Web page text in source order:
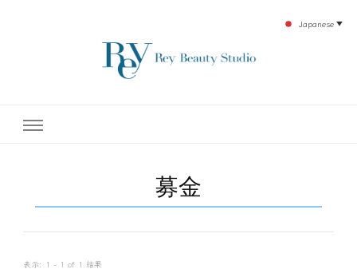
エステ
テ開設45年の実績を誇る本格エステだからこそ、お客様が必ず満足してもらえるこ
募金
表示: 1 - 1 of 1 結果
Japanese ▼